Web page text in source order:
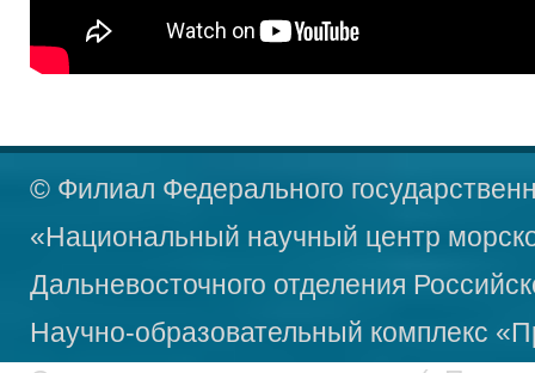
© Филиал Федерального
«Национальный научный центр
Дальневосточного отделения
Научно-образовательный комплекс